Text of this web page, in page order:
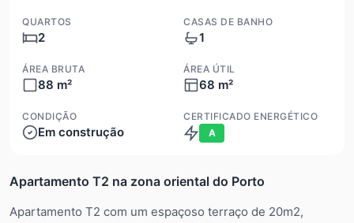
QUARTOS
2
CASAS DE BANHO
1
ÁREA BRUTA
88 m²
ÁREA ÚTIL
68 m²
CONDIÇÃO
Em construção
CERTIFICADO ENERGÉTICO
A
Apartamento T2 na zona oriental do Porto
Apartamento T2 com um espaçoso terraço de 20m2,